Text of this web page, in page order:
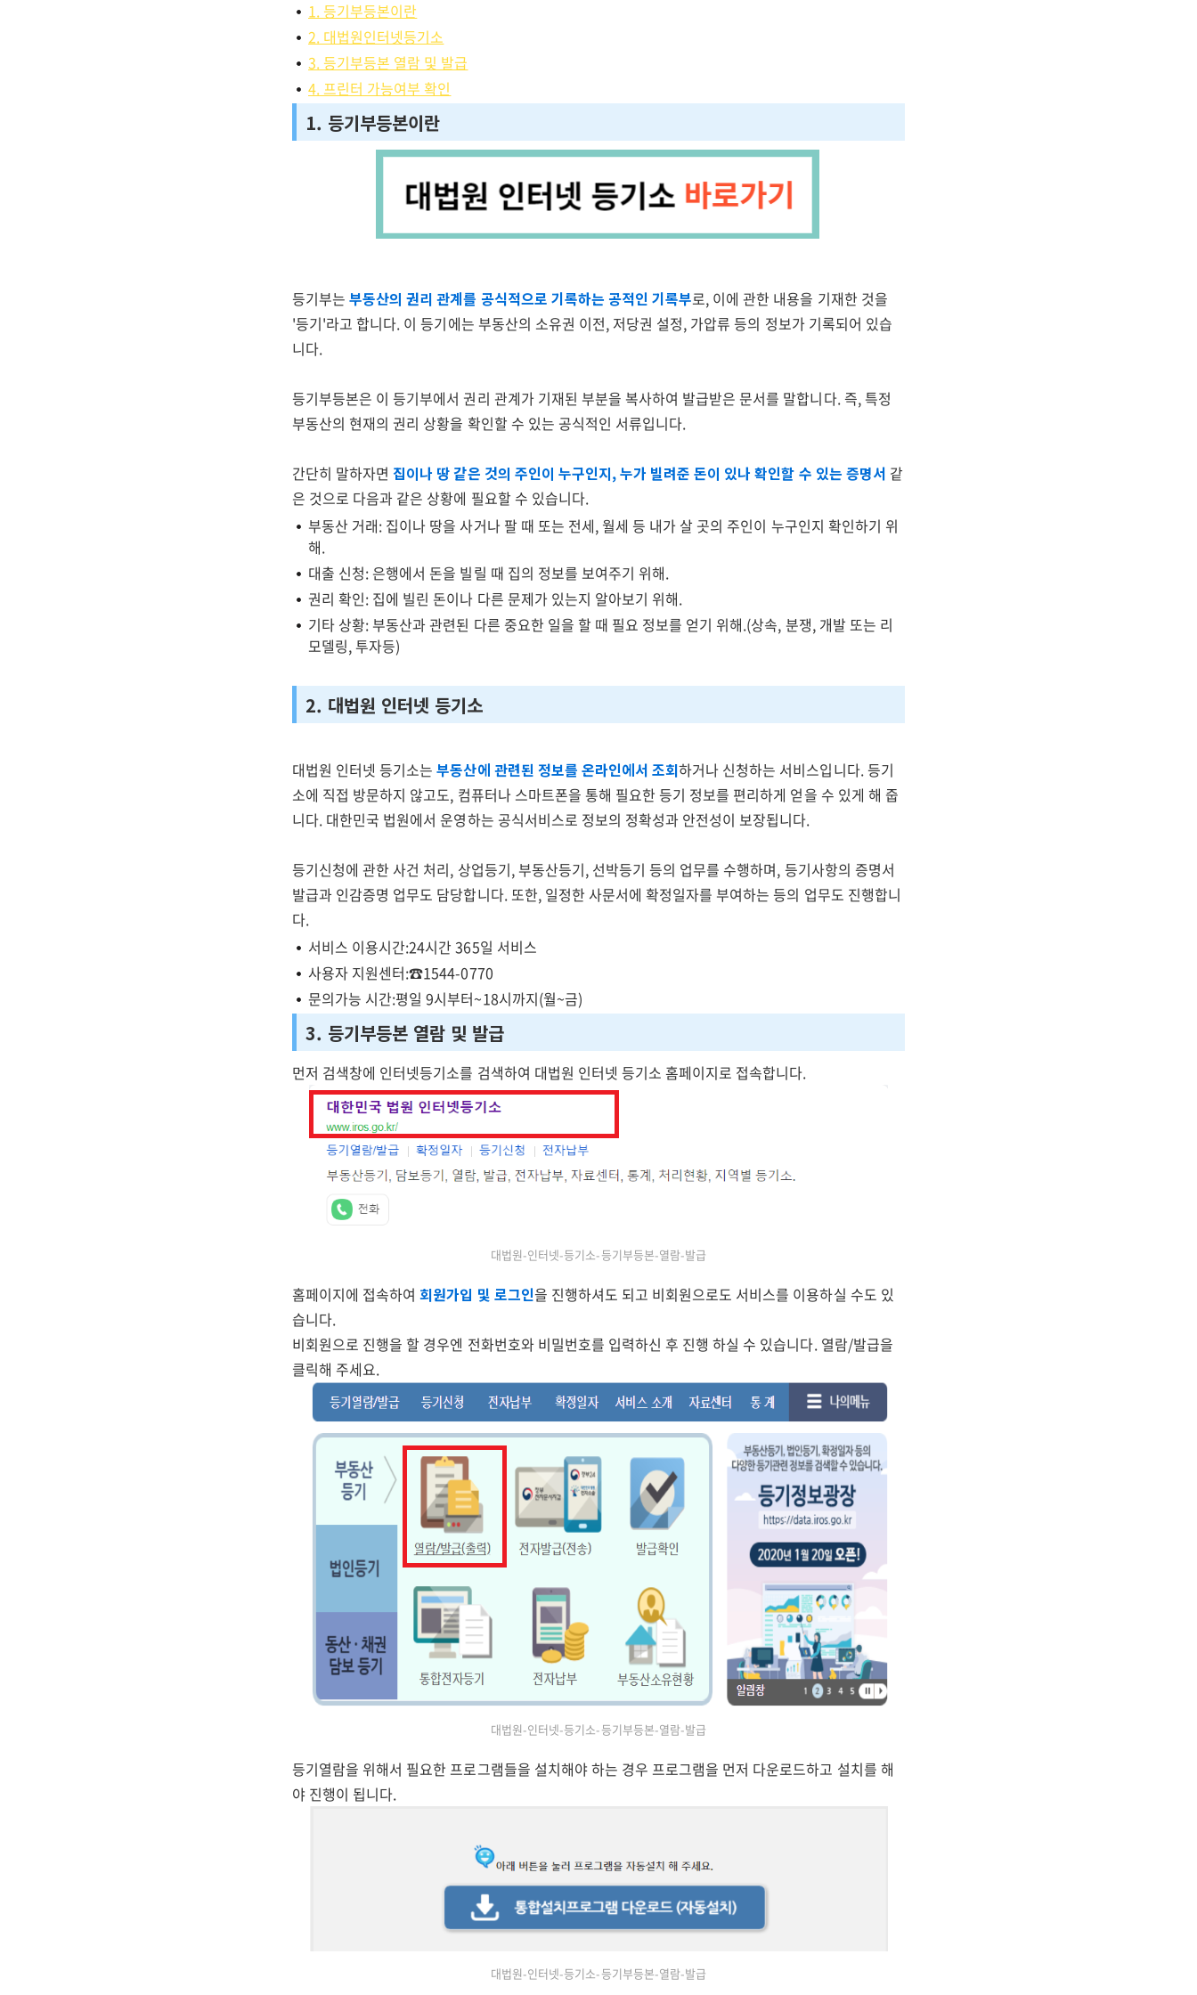
1. 등기부등본이란
2. 대법원인터넷등기소
3. 등기부등본 열람 및 발급
4. 프린터 가능여부 확인
1. 등기부등본이란
등기부는부동산의 권리 관계를 공식적으로 기록하는 공적인 기록부로, 이에 관한 내용을 기재한 것을
'등기'라고 합니다. 이 등기에는 부동산의 소유권 이전, 저당권 설정, 가압류 등의 정보가 기록되어 있습
니다.
등기부등본은 이 등기부에서 권리 관계가 기재된 부분을 복사하여 발급받은 문서를 말합니다. 즉, 특정
부동산의 현재의 권리 상황을 확인할 수 있는 공식적인 서류입니다.
간단히 말하자면 집이나 땅 같은 것의 주인이 누구인지, 누가 빌려준 돈이 있나 확인할 수 있는 증명서 같
은 것으로 다음과 같은 상황에 필요할 수 있습니다.
부동산 거래: 집이나 땅을 사거나 팔 때 또는 전세, 월세 등 내가 살 곳의 주인이 누구인지 확인하기 위
해.
대출 신청: 은행에서 돈을 빌릴 때 집의 정보를 보여주기 위해.
권리 확인: 집에 빌린 돈이나 다른 문제가 있는지 알아보기 위해.
기타 상황: 부동산과 관련된 다른 중요한 일을 할 때 필요 정보를 얻기 위해.(상속, 분쟁, 개발 또는 리
모델링, 투자등)
2. 대법원 인터넷 등기소
대법원 인터넷 등기소는부동산에 관련된 정보를 온라인에서 조회하거나 신청하는 서비스입니다. 등기
소에 직접 방문하지 않고도, 컴퓨터나 스마트폰을 통해 필요한 등기 정보를 편리하게 얻을 수 있게 해 줍
니다. 대한민국 법원에서 운영하는 공식서비스로 정보의 정확성과 안전성이 보장됩니다.
등기신청에 관한 사건 처리, 상업등기, 부동산등기, 선박등기 등의 업무를 수행하며, 등기사항의 증명서
발급과 인감증명 업무도 담당합니다. 또한, 일정한 사문서에 확정일자를 부여하는 등의 업무도 진행합니
다.
서비스 이용시간:24시간 365일 서비스
사용자 지원센터:☎1544-0770
문의가능 시간:평일 9시부터~18시까지(월~금)
3. 등기부등본 열람 및 발급
먼저 검색창에 인터넷등기소를 검색하여 대법원 인터넷 등기소 홈페이지로 접속합니다.
대법원-인터넷-등기소-등기부등본-열람-발급
홈페이지에 접속하여회원가입 및 로그인을 진행하셔도 되고 비회원으로도 서비스를 이용하실 수도 있
습니다.
비회원으로 진행을 할 경우엔 전화번호와 비밀번호를 입력하신 후 진행 하실 수 있습니다. 열람/발급을
클릭해 주세요.
대법원-인터넷-등기소-등기부등본-열람-발급
등기열람을 위해서 필요한 프로그램들을 설치해야 하는 경우 프로그램을 먼저 다운로드하고 설치를 해
야 진행이 됩니다.
대법원-인터넷-등기소-등기부등본-열람-발급